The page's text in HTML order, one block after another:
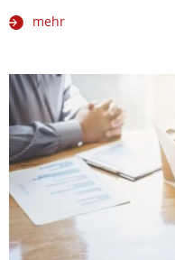
mehr